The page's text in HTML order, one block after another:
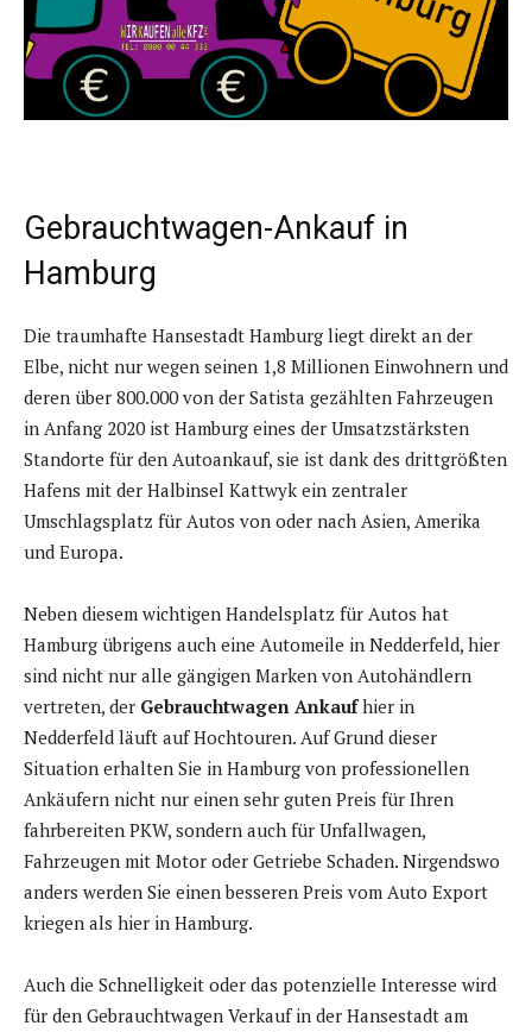
Gebrauchtwagen-Ankauf in
Hamburg
Die traumhafte Hansestadt Hamburg liegt direkt an der
Elbe, nicht nur wegen seinen 1,8 Millionen Einwohnern und
deren über 800.000 von der Satista gezählten Fahrzeugen
in Anfang 2020 ist Hamburg eines der Umsatzstärksten
Standorte für den Autoankauf, sie ist dank des drittgrößten
Hafens mit der Halbinsel Kattwyk ein zentraler
Umschlagsplatz für Autos von oder nach Asien, Amerika
und Europa.
Neben diesem wichtigen Handelsplatz für Autos hat
Hamburg übrigens auch eine Automeile in Nedderfeld, hier
sind nicht nur alle gängigen Marken von Autohändlern
vertreten, der Gebrauchtwagen Ankaufhier in
Nedderfeld läuft auf Hochtouren. Auf Grund dieser
Situation erhalten Sie in Hamburg von professionellen
Ankäufern nicht nur einen sehr guten Preis für Ihren
fahrbereiten PKW, sondern auch für Unfallwagen,
Fahrzeugen mit Motor oder Getriebe Schaden. Nirgendswo
anders werden Sie einen besseren Preis vom Auto Export
kriegen als hier in Hamburg.
Auch die Schnelligkeit oder das potenzielle Interesse wird
für den Gebrauchtwagen Verkauf in der Hansestadt am